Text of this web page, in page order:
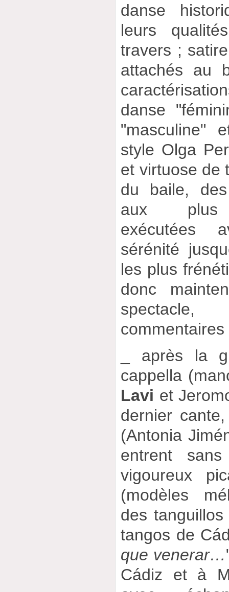
danse
leurs
travers ;
attachés au
danse
"masculine"
style Olga
et virtuose de
du baile,
aux plus
exécutées
sérénité
les plus
donc
commentaires
_ après la
cappella
Lavi et
dernier
(Antonia
entrent
vigoureux
(modèles
des
tangos de
que venerar…
Cádiz et à